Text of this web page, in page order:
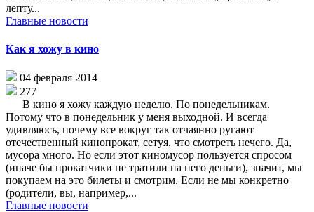
лепту...
Главные новости
Как я хожу в кино
04 февраля 2014
277
В кино я хожу каждую неделю. По понедельникам.
Потому что в понедельник у меня выходной. И всегда
удивляюсь, почему все вокруг так отчаянно ругают
отечественный кинопрокат, сетуя, что смотреть нечего. Да,
мусора много. Но если этот киномусор пользуется спросом
(иначе бы прокатчики не тратили на него деньги), значит, мы
покупаем на это билеты и смотрим. Если не мы конкретно
(родители, вы, например,...
Главные новости